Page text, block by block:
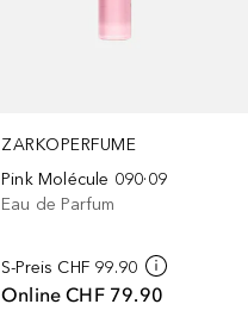
ZARKOPERFUME
Pink Molécule 090·09
Eau de Parfum
S-Preis CHF 99.90
Online CHF 79.90